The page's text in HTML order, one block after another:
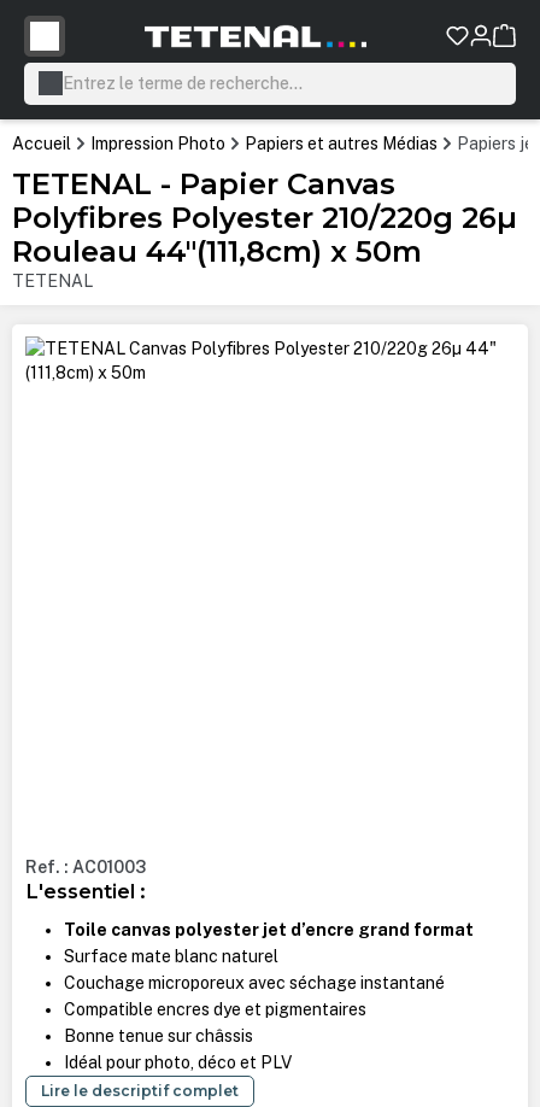
principal
Accueil Impression Photo Papiers et autres Médias Papiers
TETENAL - Papier Canvas
Polyfibres Polyester 210/220g 26µ
Rouleau 44"(111,8cm) x 50m
TETENAL
Ignorer la galerie d'images
Ref. : AC01003
L'essentiel :
Toile canvas polyester jet d’encre grand format
Surface mate blanc naturel
Couchage microporeux avec séchage instantané
Compatible encres dye et pigmentaires
Bonne tenue sur châssis
Idéal pour photo, déco et PLV
Lire le descriptif complet